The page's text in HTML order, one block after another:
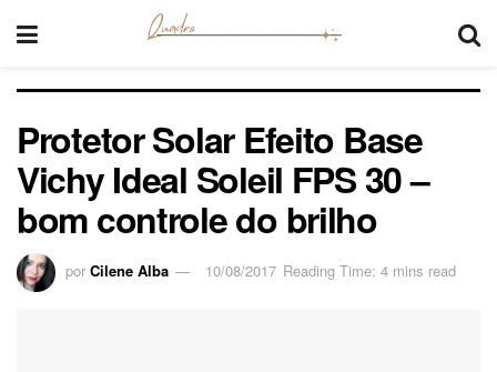
Protetor Solar Efeito Base
Vichy Ideal Soleil FPS 30 –
bom controle do brilho
por Cilene Alba 10/08/2017 Reading Time: 4 mins read